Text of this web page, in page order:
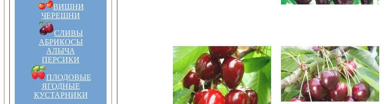
ВИШНИ
ЧЕРЕШНИ
СЛИВЫ
АБРИКОСЫ
АЛЫЧА
ПЕРСИКИ
ПЛОДОВЫЕ
ЯГОДНЫЕ
КУСТАРНИКИ